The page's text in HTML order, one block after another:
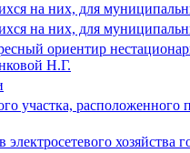
на них, для
на них, для
ориентир
Н.Г.
участка, расположенного
хозяйства